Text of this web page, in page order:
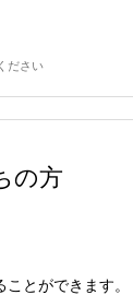
ださい
の方
とができます。